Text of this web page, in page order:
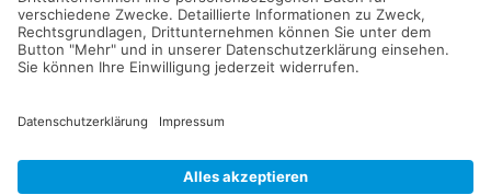
Postfach 1329
D-51494 Rösrath
info@gv-roesrath.de